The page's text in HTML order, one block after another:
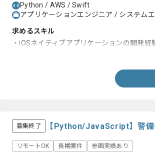
Python / AWS / Swift
アプリケーションエンジニア / システム
求めるスキル
・iOSネイティブアプリケーションの開発経
募集終了 【Python/JavaScript】警
リモートOK 長期案件 参画実績あり